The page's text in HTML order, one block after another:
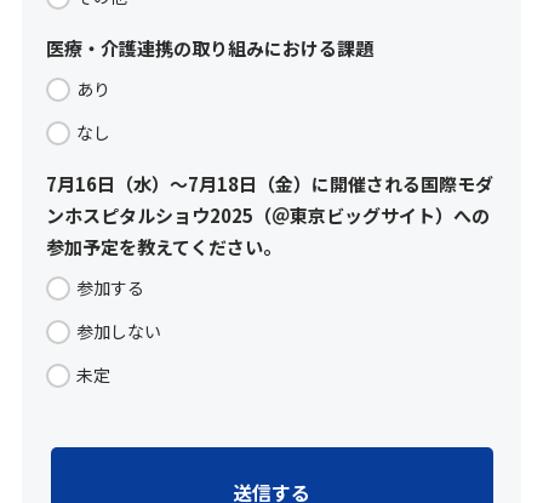
医療・介護連携の取り組みにおける課題
あり
なし
7月16日（水）～7月18日（金）に開催される国際モダ
ンホスピタルショウ2025（＠東京ビッグサイト）への
参加予定を教えてください。
参加する
参加しない
未定